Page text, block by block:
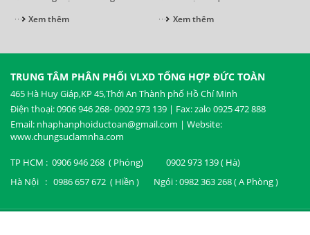
Xem thêm Xem thêm
TRUNG TÂM PHÂN PHỐI VLXD TỔNG HỢP ĐỨC TOÀN
465 Hà Huy Giáp,KP 45,Thới An Thành phố Hồ Chí Minh
Điện thoại: 0906 946 268- 0902 973 139 | Fax: zalo 0925 472 888
Email: nhaphanphoiductoan@gmail.com | Website:
www.chungsuclamnha.com
TP HCM : 0906 946 268 ( Phóng) 0902 973 139 ( Hà)
Hà Nội : 0986 657 672 ( Hiền ) Ngói : 0982 363 268 ( A Phòng )